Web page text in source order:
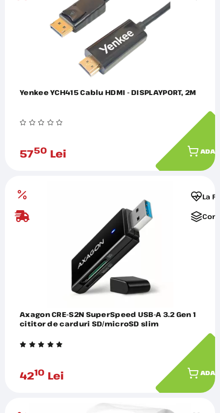
Yenkee YCH415 Cablu HDMI - DISPLAYPORT, 2M
5750 Lei
La
Axagon CRE-S2N SuperSpeed USB-A 3.2 Gen 1
cititor de carduri SD/microSD slim
4210 Lei